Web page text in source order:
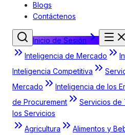
Blogs
Contáctenos
Inicio de Sesión
Inteligencia de Mercado
Inteligencia Competitiva
Mercado
Inteligencia de los
de Procurement
Servicios de
los Servicios
Agricultura
Alimentos y